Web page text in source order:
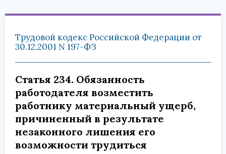
Трудовой кодекс Российской Федерации от
30.12.2001 N 197-ФЗ
Статья 234. Обязанность
работодателя возместить
работнику материальный ущерб,
причиненный в результате
незаконного лишения его
возможности трудиться